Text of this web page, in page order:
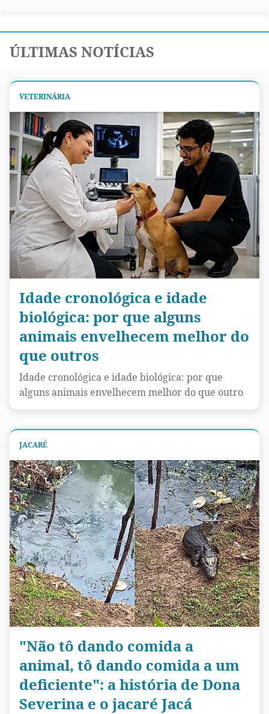
ÚLTIMAS NOTÍCIAS
VETERINÁRIA
Idade cronológica e idade
biológica: por que alguns
animais envelhecem melhor do
que outros
Idade cronológica e idade biológica: por que
alguns animais envelhecem melhor do que outro
JACARÉ
"Não tô dando comida a
animal, tô dando comida a um
deficiente": a história de Dona
Severina e o jacaré Jacá